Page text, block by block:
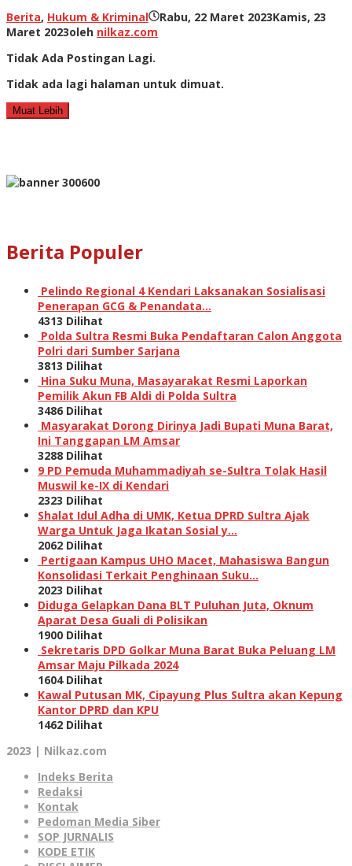
Berita, Hukum & Kriminal Rabu, 22 Maret 2023Kamis, 23
Maret 2023oleh nilkaz.com
Tidak Ada Postingan Lagi.
Tidak ada lagi halaman untuk dimuat.
Muat Lebih
Berita Populer
Pelindo Regional 4 Kendari Laksanakan Sosialisasi
Penerapan GCG & Penandata…
4313 Dilihat
Polda Sultra Resmi Buka Pendaftaran Calon Anggota
Polri dari Sumber Sarjana
3813 Dilihat
Hina Suku Muna, Masayarakat Resmi Laporkan
Pemilik Akun FB Aldi di Polda Sultra
3486 Dilihat
Masyarakat Dorong Dirinya Jadi Bupati Muna Barat,
Ini Tanggapan LM Amsar
3288 Dilihat
9 PD Pemuda Muhammadiyah se-Sultra Tolak Hasil
Muswil ke-IX di Kendari
2323 Dilihat
Shalat Idul Adha di UMK, Ketua DPRD Sultra Ajak
Warga Untuk Jaga Ikatan Sosial y…
2062 Dilihat
Pertigaan Kampus UHO Macet, Mahasiswa Bangun
Konsolidasi Terkait Penghinaan Suku…
2023 Dilihat
Diduga Gelapkan Dana BLT Puluhan Juta, Oknum
Aparat Desa Guali di Polisikan
1900 Dilihat
Sekretaris DPD Golkar Muna Barat Buka Peluang LM
Amsar Maju Pilkada 2024
1604 Dilihat
Kawal Putusan MK, Cipayung Plus Sultra akan Kepung
Kantor DPRD dan KPU
1462 Dilihat
2023 | Nilkaz.com
Indeks Berita
Redaksi
Kontak
Pedoman Media Siber
SOP JURNALIS
KODE ETIK